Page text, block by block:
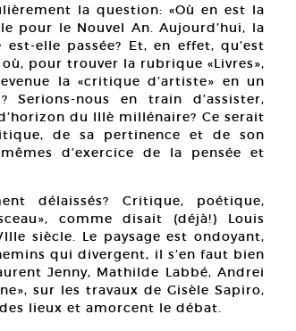
la question: «Où en est la
pour le Nouvel An. Aujourd’hui, la
elle passée? Et, en effet, qu’est
pour trouver la rubrique «Livres»,
la «critique d’artiste» en un
nous en train d’assister,
du IIIè millénaire? Ce serait
de sa pertinence et de son
d’exercice de la pensée et
délaissés? Critique, poétique,
comme disait (déjà!) Louis
siècle. Le paysage est ondoyant,
qui divergent, il s’en faut bien
Jenny, Mathilde Labbé, Andrei
sur les travaux de Gisèle Sapiro,
lieux et amorcent le débat.